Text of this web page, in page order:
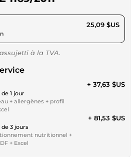
23,12 $US 25,09 $US
à la TVA.
1 jour
+ allergènes + profil
+ 37,63 $US
3 jours
nutritionnel +
+ Excel
+ 81,53 $US